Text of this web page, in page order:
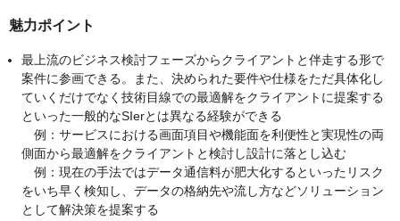
魅力ポイント
最上流のビジネス検討フェーズからクライアントと伴走する形で
案件に参画できる。また、決められた要件や仕様をただ具体化し
ていくだけでなく技術目線での最適解をクライアントに提案する
といった一般的なSIerとは異なる経験ができる
例：サービスにおける画面項目や機能面を利便性と実現性の両
側面から最適解をクライアントと検討し設計に落とし込む
例：現在の手法ではデータ通信料が肥大化するといったリスク
をいち早く検知し、データの格納先や流し方などソリューション
として解決策を提案する